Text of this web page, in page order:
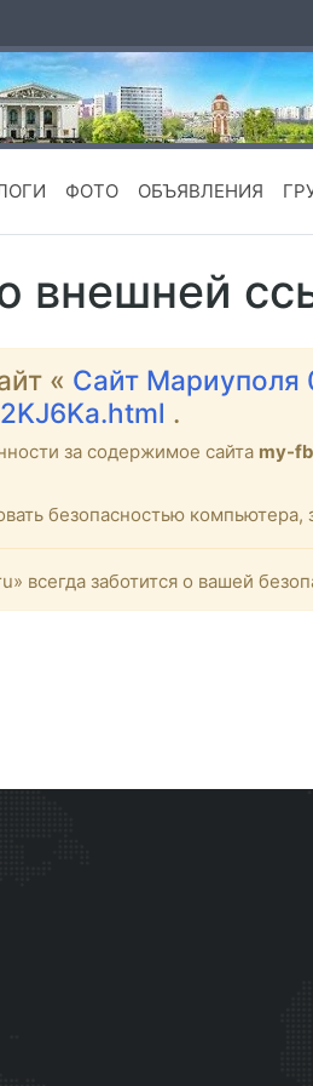
ФОТО ОБЪЯВЛЕНИЯ
внешней
« Сайт Мариуполя
.
за содержимое сайта my-
безопасностью
всегда заботится о вашей